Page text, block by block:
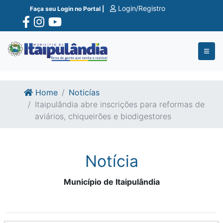
Ir para o conte�do
Ir para o fim do conte�do
Faça seu Login no Portal | Login/Registro
Home
Noticías
Itaipulândia abre inscrições para reformas de
aviários, chiqueirões e biodigestores
Notícia
Município de Itaipulândia